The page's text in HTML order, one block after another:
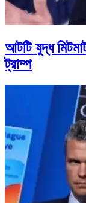
আটটি যুদ্ধ
ট্রাম্প